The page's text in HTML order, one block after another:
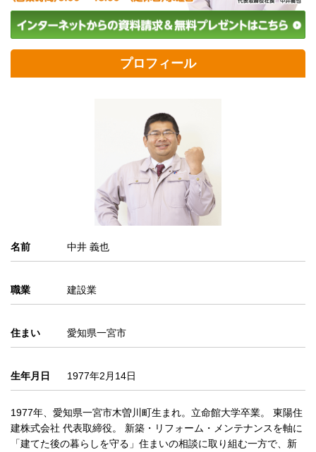
プロフィール
名前 中井 義也
職業 建設業
住まい 愛知県一宮市
生年月日 1977年2月14日
1977年、愛知県一宮市木曽川町生まれ。立命館大学卒業。 東陽住
建株式会社 代表取締役。 新築・リフォーム・メンテナンスを軸に
「建てた後の暮らしを守る」住まいの相談に取り組む一方で、新